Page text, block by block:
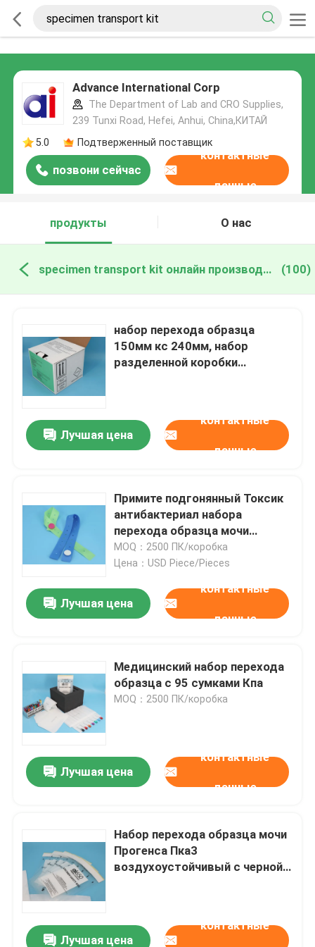
Advance International Corp
The Department of Lab and CRO Supplies,
239 Tunxi Road, Hefei, Anhui, China,КИТАЙ
5.0
Подтверженный поставщик
позвони сейчас
контактные
данные
продукты О нас
specimen transport kit онлайн производство (100)
набор перехода образца
150мм кс 240мм, набор
разделенной коробки
Лучшая цена
контактные
данные
Примите подгонянный Токсик
антибактериал набора
перехода образца мочи
Прогенса размеров не
MOQ：2500 ПК/коробка
Цена：USD Piece/Pieces
Лучшая цена
контактные
данные
Медицинский набор перехода
образца с 95 сумками Кпа
MOQ：2500 ПК/коробка
Лучшая цена
контактные
данные
Набор перехода образца мочи
Прогенса Пка3
воздухоустойчивый с черной
Лучшая цена
контактные